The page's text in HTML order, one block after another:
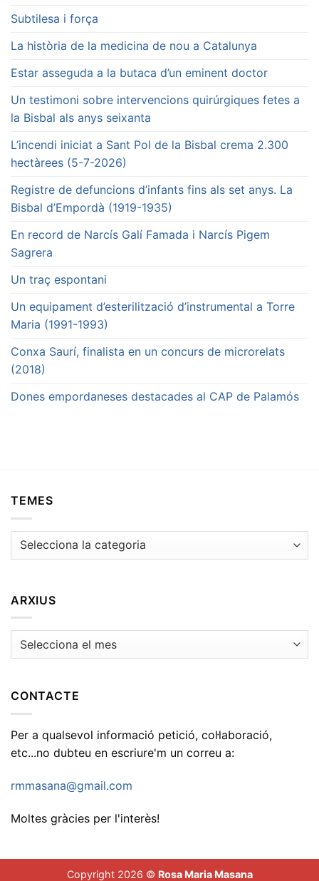
Subtilesa i força
La història de la medicina de nou a Catalunya
Estar asseguda a la butaca d’un eminent doctor
Un testimoni sobre intervencions quirúrgiques fetes a
la Bisbal als anys seixanta
L’incendi iniciat a Sant Pol de la Bisbal crema 2.300
hectàrees (5-7-2026)
Registre de defuncions d’infants fins als set anys. La
Bisbal d’Empordà (1919-1935)
En record de Narcís Galí Famada i Narcís Pigem
Sagrera
Un traç espontani
Un equipament d’esterilització d’instrumental a Torre
Maria (1991-1993)
Conxa Saurí, finalista en un concurs de microrelats
(2018)
Dones empordaneses destacades al CAP de Palamós
TEMES
Temes
ARXIUS
Arxius
CONTACTE
Per a qualsevol informació petició, col·laboració,
etc...no dubteu en escriure'm un correu a:
rmmasana@gmail.com
Moltes gràcies per l'interès!
Copyright 2026 © Rosa Maria Masana